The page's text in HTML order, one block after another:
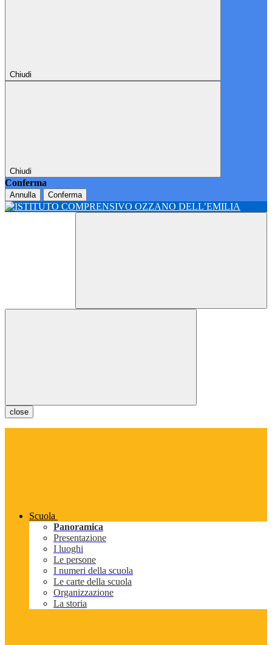
Chiudi
Chiudi
Conferma
Annulla Conferma
close
Scuola
Panoramica
Presentazione
I luoghi
Le persone
I numeri della scuola
Le carte della scuola
Organizzazione
La storia